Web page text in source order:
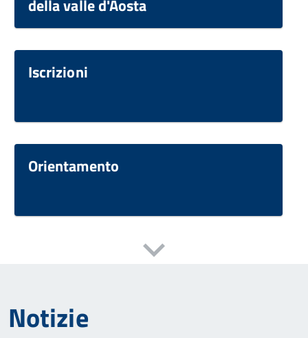
della valle d'Aosta
Iscrizioni
Orientamento
Notizie